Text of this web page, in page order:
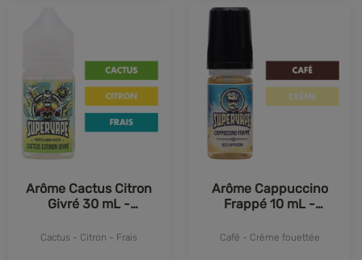
Arôme Cactus Citron
Givré 30 mL -
Cactus - Citron - Frais
Arôme Cappuccino
Frappé 10 mL -
Café - Crème fouettée